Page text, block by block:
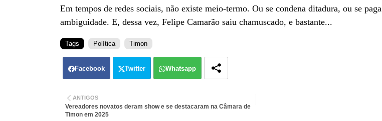
Em tempos de redes sociais, não existe meio-termo. Ou se condena ditadura, ou se
ambiguidade. E, dessa vez, Felipe Camarão saiu chamuscado, e bastante...
Tags Política Timon
Facebook Twitter Whatsapp
ANTIGOS
Vereadores novatos deram show e se destacaram na Câmara de
Timon em 2025